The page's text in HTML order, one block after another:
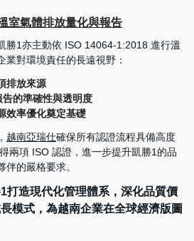
室氣體排放量化與報告
勝1亦主動依 ISO 14064-1:2018 進行溫
對環境責任的長遠視野：
排放來源
的準確性與透明度
效率優化奠定基礎
越南亞瑞仕確保所有認證流程具備高度
兩項 ISO 認證，進一步提升凱勝1的品
的嚴格要求。
打造現代化管理體系，深化品質價
模式，為越南企業在全球經濟版圖